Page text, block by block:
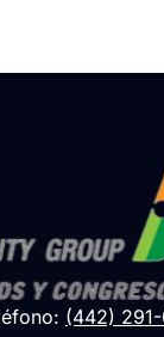
(442)